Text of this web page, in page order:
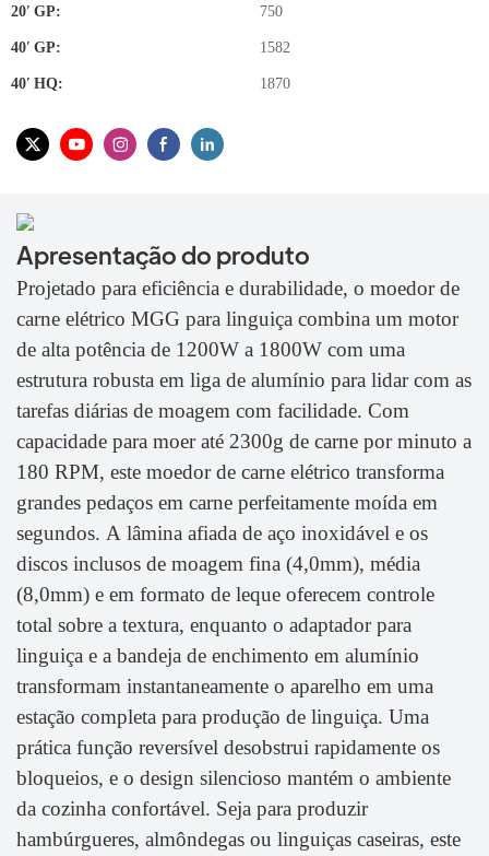
20′ GP: 750
40′ GP: 1582
40′ HQ: 1870
Apresentação do produto
Projetado para eficiência e durabilidade, o moedor de
carne elétrico MGG para linguiça combina um motor
de alta potência de 1200W a 1800W com uma
estrutura robusta em liga de alumínio para lidar com as
tarefas diárias de moagem com facilidade. Com
capacidade para moer até 2300g de carne por minuto a
180 RPM, este moedor de carne elétrico transforma
grandes pedaços em carne perfeitamente moída em
segundos. A lâmina afiada de aço inoxidável e os
discos inclusos de moagem fina (4,0mm), média
(8,0mm) e em formato de leque oferecem controle
total sobre a textura, enquanto o adaptador para
linguiça e a bandeja de enchimento em alumínio
transformam instantaneamente o aparelho em uma
estação completa para produção de linguiça. Uma
prática função reversível desobstrui rapidamente os
bloqueios, e o design silencioso mantém o ambiente
da cozinha confortável. Seja para produzir
hambúrgueres, almôndegas ou linguiças caseiras, este